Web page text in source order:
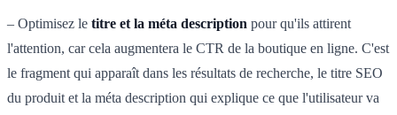
– Optimisez le titre et la méta description pour qu'ils attirent
l'attention, car cela augmentera le CTR de la boutique en ligne. C'est
le fragment qui apparaît dans les résultats de recherche, le titre SEO
du produit et la méta description qui explique ce que l'utilisateur va